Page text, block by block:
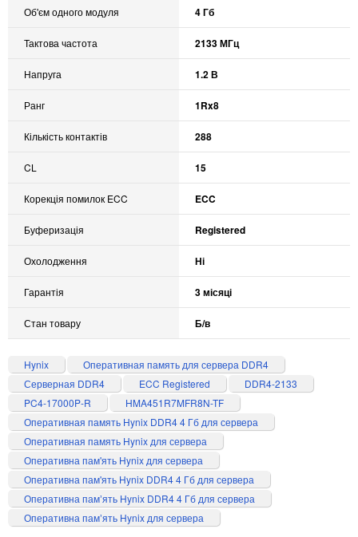
Об'єм одного модуля 4 Гб
Тактова частота 2133 МГц
Напруга 1.2 В
Ранг 1Rx8
Кількість контактів 288
CL 15
Корекція помилок ECC ECC
Буферизація Registered
Охолодження Ні
Гарантія 3 місяці
Стан товару Б/в
Hynix
Оперативная память для сервера DDR4
Серверная DDR4
ECC Registered
DDR4-2133
PC4-17000P-R
HMA451R7MFR8N-TF
Оперативная память Hynix DDR4 4 Гб для сервера
Оперативная память Hynix для сервера
Оперативна пам'ять Hynix для сервера
Оперативна пам'ять Hynix DDR4 4 Гб для сервера
Оперативна памʼять Hynix DDR4 4 Гб для сервера
Оперативна памʼять Hynix для сервера